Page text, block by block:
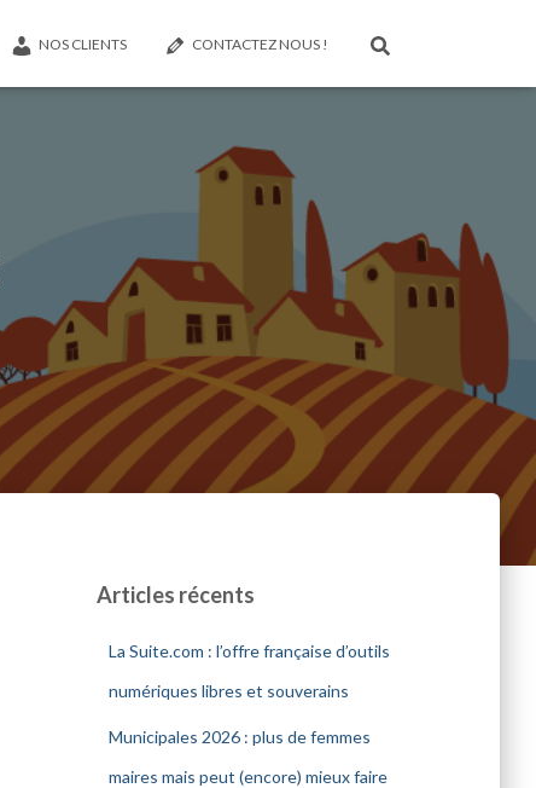
NOS CLIENTS CONTACTEZ NOUS !
Articles récents
La Suite.com : l’offre française d’outils
numériques libres et souverains
Municipales 2026 : plus de femmes
maires mais peut (encore) mieux faire